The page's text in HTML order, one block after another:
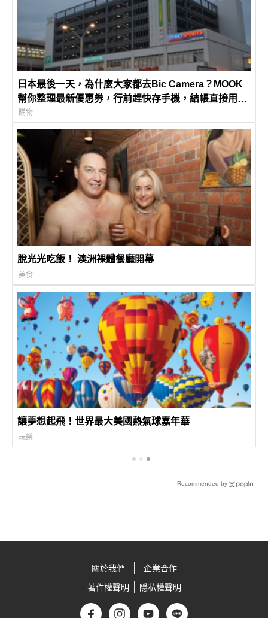
日本最後一天，為什麼大家都去Bic Camera？MOOK
幫你整理最新優惠券，行前趕快存手機，結帳直接用，
最高省10%
購物
脫光光吃飯！ 澳洲裸體餐廳開幕
美食
讓夢想起飛！世界最大美國熱氣球嘉年華
玩樂
Recommended by
關於我們
企業合作
著作權聲明
隱私權聲明